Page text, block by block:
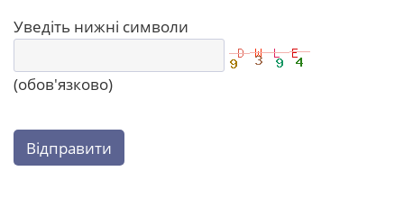
Уведіть нижні символи
(обов'язково)
Відправити